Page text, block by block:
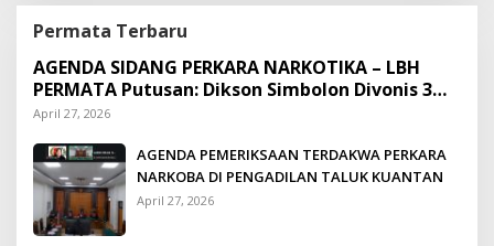
Permata Terbaru
AGENDA SIDANG PERKARA NARKOTIKA – LBH
PERMATA Putusan: Dikson Simbolon Divonis 3
Tahun Penjara
April 27, 2026
AGENDA PEMERIKSAAN TERDAKWA PERKARA
NARKOBA DI PENGADILAN TALUK KUANTAN
April 27, 2026